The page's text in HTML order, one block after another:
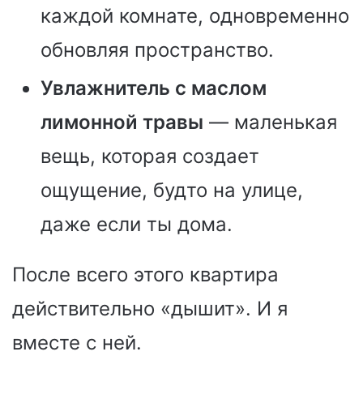
каждой комнате, одновременно
обновляя пространство.
Увлажнитель с маслом
лимонной травы — маленькая
вещь, которая создает
ощущение, будто на улице,
даже если ты дома.
После всего этого квартира
действительно «дышит». И я
вместе с ней.